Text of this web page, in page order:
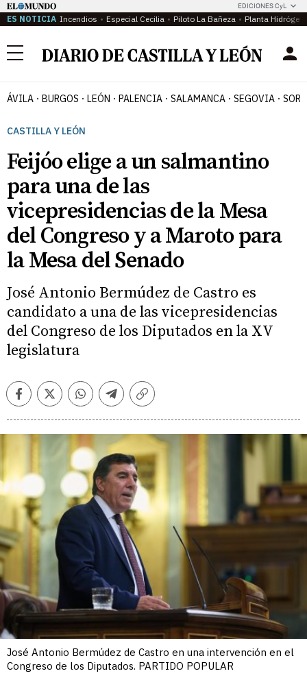
EDICIONES CyL
ES NOTICIA Incendios Especial Cecilia Piloto La Bañeza Planta
Menú
ÁVILA BURGOS LEÓN PALENCIA SALAMANCA SEGOVIA
CASTILLA Y LEÓN
Feijóo elige a un salmantino
para una de las
vicepresidencias de la Mesa
del Congreso y a Maroto para
la Mesa del Senado
José Antonio Bermúdez de Castro es
candidato a una de las vicepresidencias
del Congreso de los Diputados en la XV
legislatura
FacebookTwitterWhatsappTelegramCopiar
José Antonio Bermúdez de Castro en una intervención en el
Congreso de los Diputados. PARTIDO POPULAR